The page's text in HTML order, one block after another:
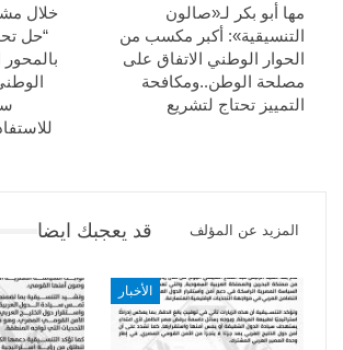
خلال
“حل
مها أبو بكر لـ«صالون
التنسيقية»: أكبر مكسب من
الحوار الوطني الاتفاق على
مصلحة الوطن..ومكافحة
التمييز تحتاج لتشريع
قد يعجبك ايضا المزيد عن المؤلف
الأخبار